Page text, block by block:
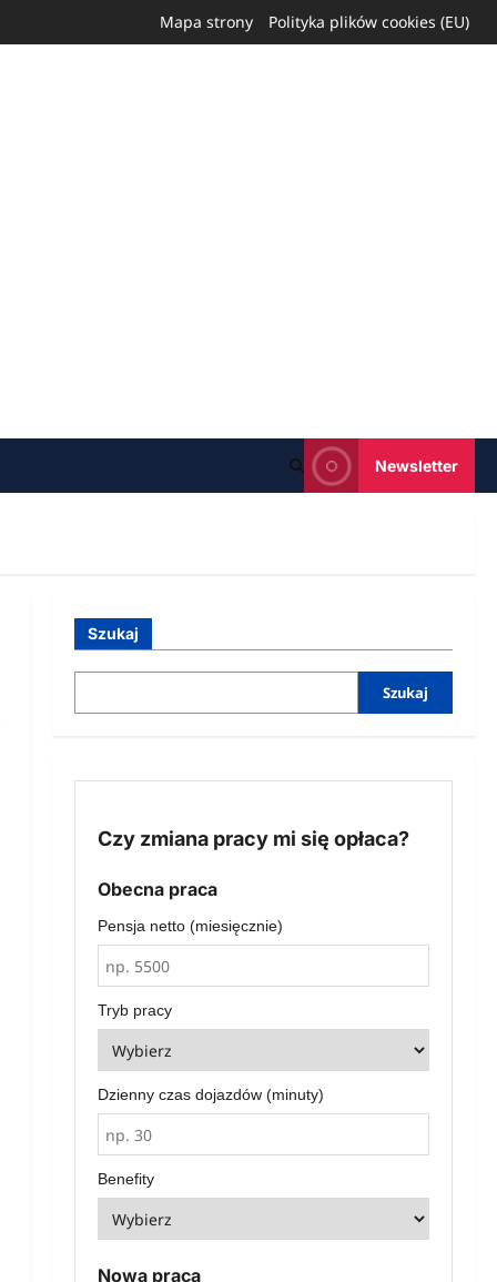
Mapa strony Polityka plików cookies (EU)
Newsletter
Szukaj
Szukaj
Czy zmiana pracy mi się opłaca?
Obecna praca
Pensja netto (miesięcznie)
Tryb pracy
Dzienny czas dojazdów (minuty)
Benefity
Nowa praca